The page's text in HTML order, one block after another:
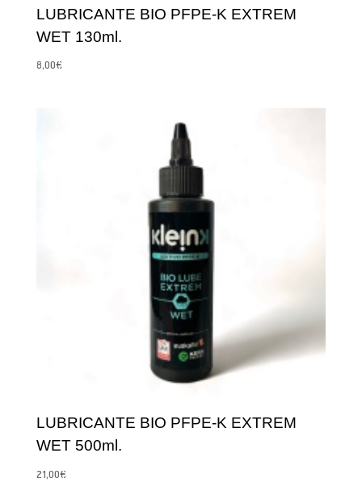
LUBRICANTE BIO PFPE-K EXTREM
WET 130ml.
8,00€
LUBRICANTE BIO PFPE-K EXTREM
WET 500ml.
21,00€